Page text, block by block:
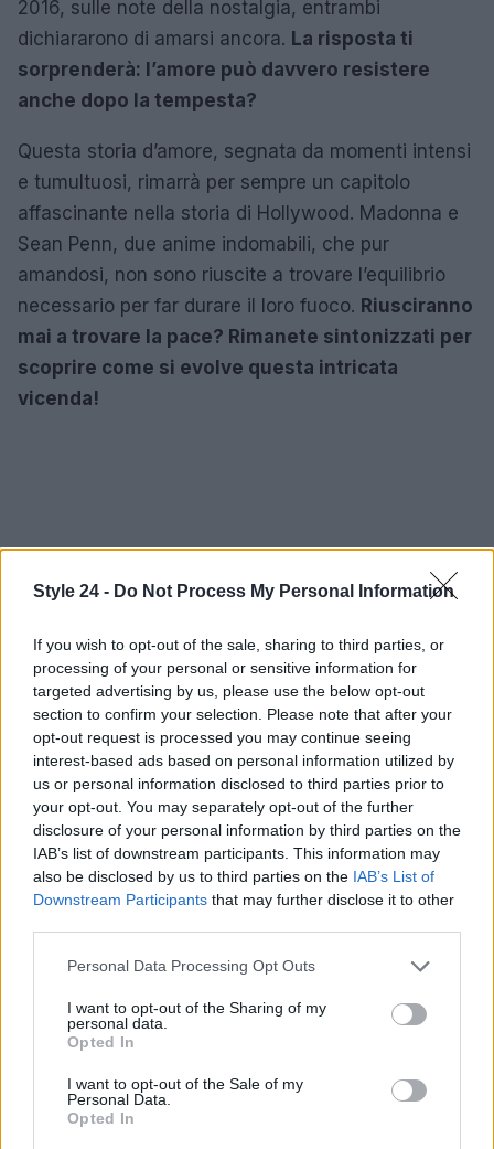
Style 24 - Do Not Process My Personal Information
If you wish to opt-out of the sale, sharing to third parties, or
processing of your personal or sensitive information for
targeted advertising by us, please use the below opt-out
section to confirm your selection. Please note that after your
opt-out request is processed you may continue seeing
interest-based ads based on personal information utilized by
us or personal information disclosed to third parties prior to
your opt-out. You may separately opt-out of the further
disclosure of your personal information by third parties on the
IAB’s list of downstream participants. This information may
also be disclosed by us to third parties on the IAB’s List of
Downstream Participants that may further disclose it to other
Please note that this website/app uses one or more Google
not limited to your visit or usage behaviour. You may click to
grant or deny consent to Google and its third-party tags to
use your data for below specified purposes in below Google
consent section.
Personal Data Processing Opt Outs
I want to opt-out of the Sharing of my
personal data.
Opted In
I want to opt-out of the Sale of my
Personal Data.
Opted In
2016, sulle note della nostalgia, entrambi
dichiararono di amarsi ancora. La risposta ti
sorprenderà: l’amore può davvero resistere
anche dopo la tempesta?
Questa storia d’amore, segnata da momenti intensi
e tumultuosi, rimarrà per sempre un capitolo
affascinante nella storia di Hollywood. Madonna e
Sean Penn, due anime indomabili, che pur
amandosi, non sono riuscite a trovare l’equilibrio
necessario per far durare il loro fuoco. Riusciranno
mai a trovare la pace? Rimanete sintonizzati per
scoprire come si evolve questa intricata
vicenda!
AUTORE
Staff